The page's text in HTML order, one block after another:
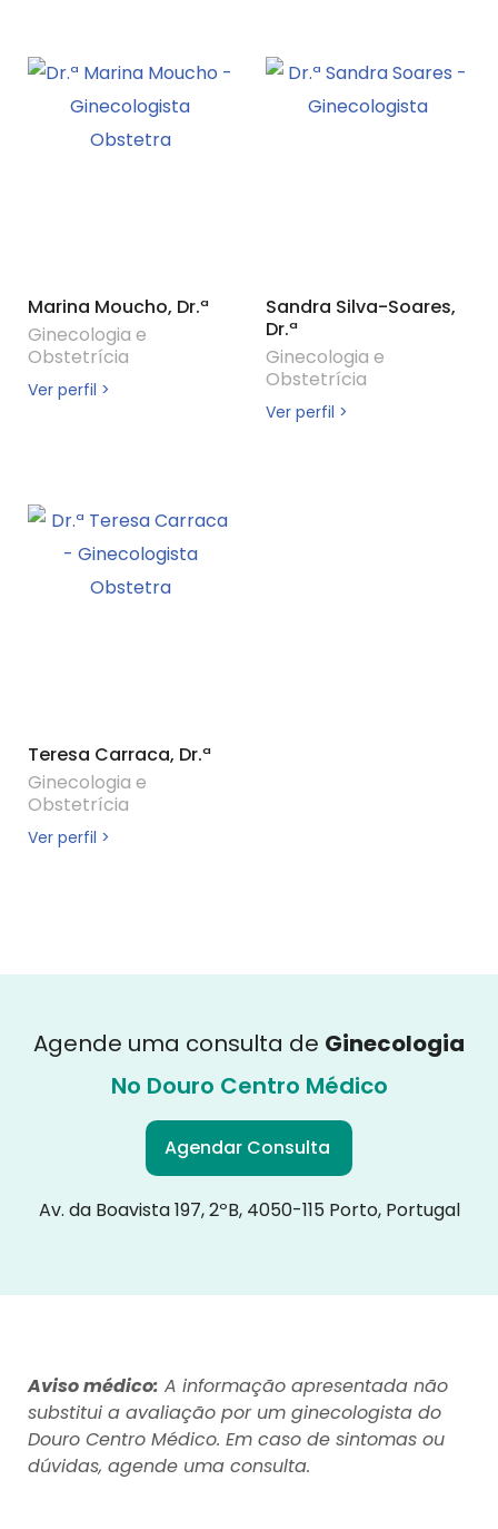
Marina Moucho, Dr.ª
Ginecologia e
Obstetrícia
Ver perfil >
Sandra Silva-Soares,
Dr.ª
Ginecologia e
Obstetrícia
Ver perfil >
Teresa Carraca, Dr.ª
Ginecologia e
Obstetrícia
Ver perfil >
Agende uma consulta de Ginecologia
No Douro Centro Médico
Agendar Consulta
Av. da Boavista 197, 2ºB, 4050-115 Porto, Portugal
Aviso médico: A informação apresentada não
substitui a avaliação por um ginecologista do
Douro Centro Médico. Em caso de sintomas ou
dúvidas, agende uma consulta.